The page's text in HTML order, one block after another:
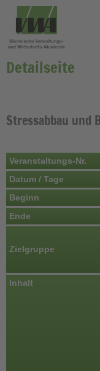
Detailseite
Stressabbau und
Veranstaltungs-Nr.
Datum / Tage
Beginn
Ende
Zielgruppe
Inhalt